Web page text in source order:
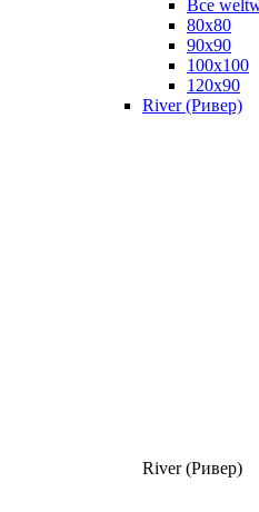
Все
80x80
90x90
100x100
120x90
River (Ривер)
River (Ривер)